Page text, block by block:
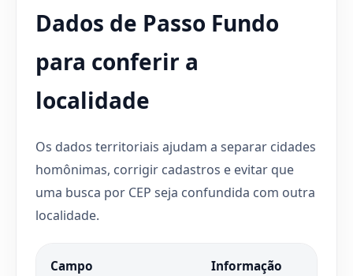
Dados de Passo Fundo
para conferir a
localidade
Os dados territoriais ajudam a separar cidades
homônimas, corrigir cadastros e evitar que
uma busca por CEP seja confundida com outra
localidade.
Campo Informação